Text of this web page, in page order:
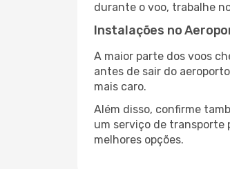
durante o voo, trabalhe
Instalações no
A maior parte dos voos
antes de sair do
mais caro.
Além disso, confirme
um serviço de transporte
melhores opções.